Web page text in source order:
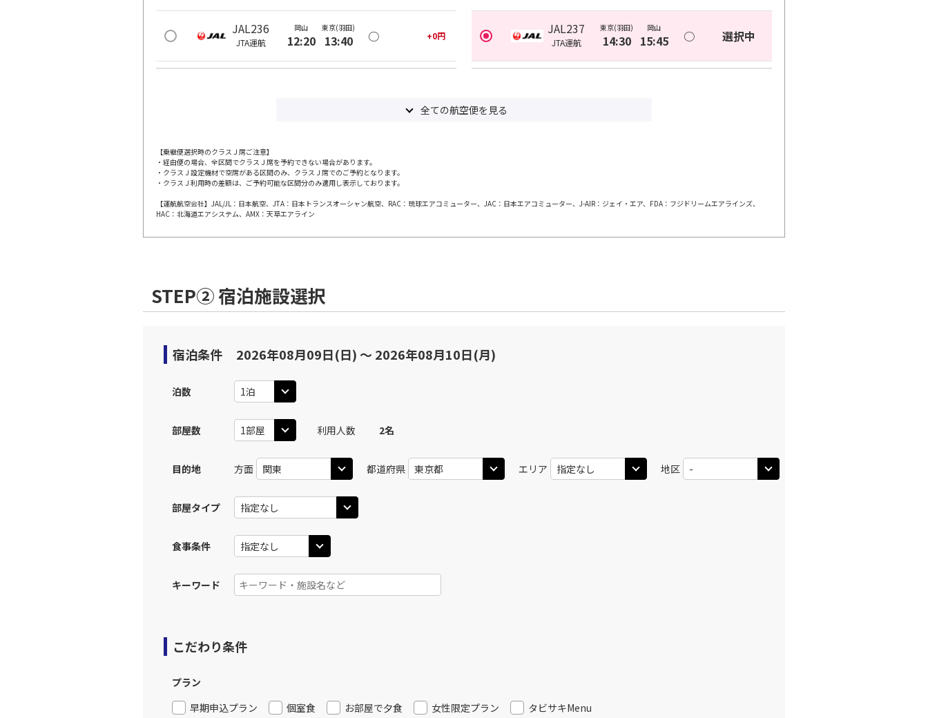
JAL236
JTA運航
岡山
12:20
東京(羽田)
13:40 ○ +0円
上記航空便のクラスJを利用する ○
JAL242 岡山
19:15
東京(羽田)
JAL237
JTA運航
東京(羽田)
14:30
岡山
15:45 ○ 選択中
JAL241 東京(羽田) 岡山
全ての航空便を見る
【乗継便選択時のクラスＪ席ご注意】
・経由便の場合、全区間でクラスＪ席を予約できない場合があります。
・クラスＪ設定機材で空席がある区間のみ、クラスＪ席でのご予約となります。
・クラスＪ利用時の差額は、ご予約可能な区間分のみ適用し表示しております。
【運航航空会社】JAL/JL：日本航空、JTA：日本トランスオーシャン航空、RAC：琉球エアコミューター、JAC：日本エアコミューター、J-AIR：ジェイ・エア、FDA：フジドリームエアラインズ、
HAC：北海道エアシステム、AMX：天草エアライン
STEP② 宿泊施設選択
宿泊条件 2026年08月09日(日) 〜 2026年08月10日(月)
泊数
部屋数 利用人数 2名
目的地 方面 都道府県 エリア 地区
部屋タイプ
食事条件
キーワード
こだわり条件
プラン
早期申込プラン
個室食 お部屋で夕食 女性限定プラン
タビサキMenu